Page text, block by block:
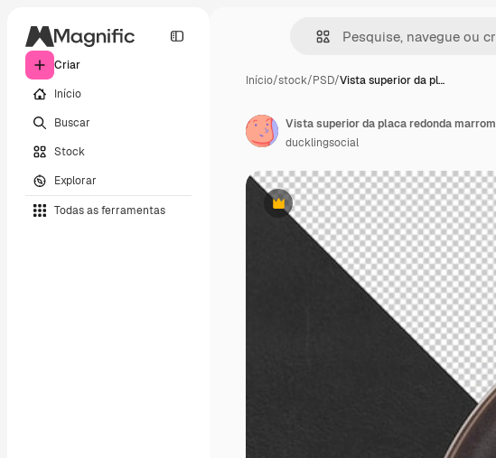
Criar
Início
Buscar
Stock
Explorar
Todas as ferramentas
Início/stock/PSD/Vista superior da pl…
Premium
Vista superior da placa redonda marrom
ducklingsocial